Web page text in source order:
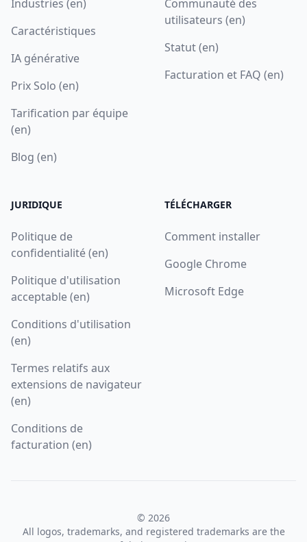
Industries (en)
Caractéristiques
IA générative
Prix Solo (en)
Tarification par équipe
(en)
Blog (en)
Communauté des
utilisateurs (en)
Statut (en)
Facturation et FAQ (en)
JURIDIQUE
Politique de
confidentialité (en)
Politique d'utilisation
acceptable (en)
Conditions d'utilisation
(en)
Termes relatifs aux
extensions de navigateur
(en)
Conditions de
facturation (en)
TÉLÉCHARGER
Comment installer
Google Chrome
Microsoft Edge
© 2026
All logos, trademarks, and registered trademarks are the